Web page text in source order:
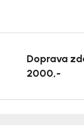
Doprava
2000,-